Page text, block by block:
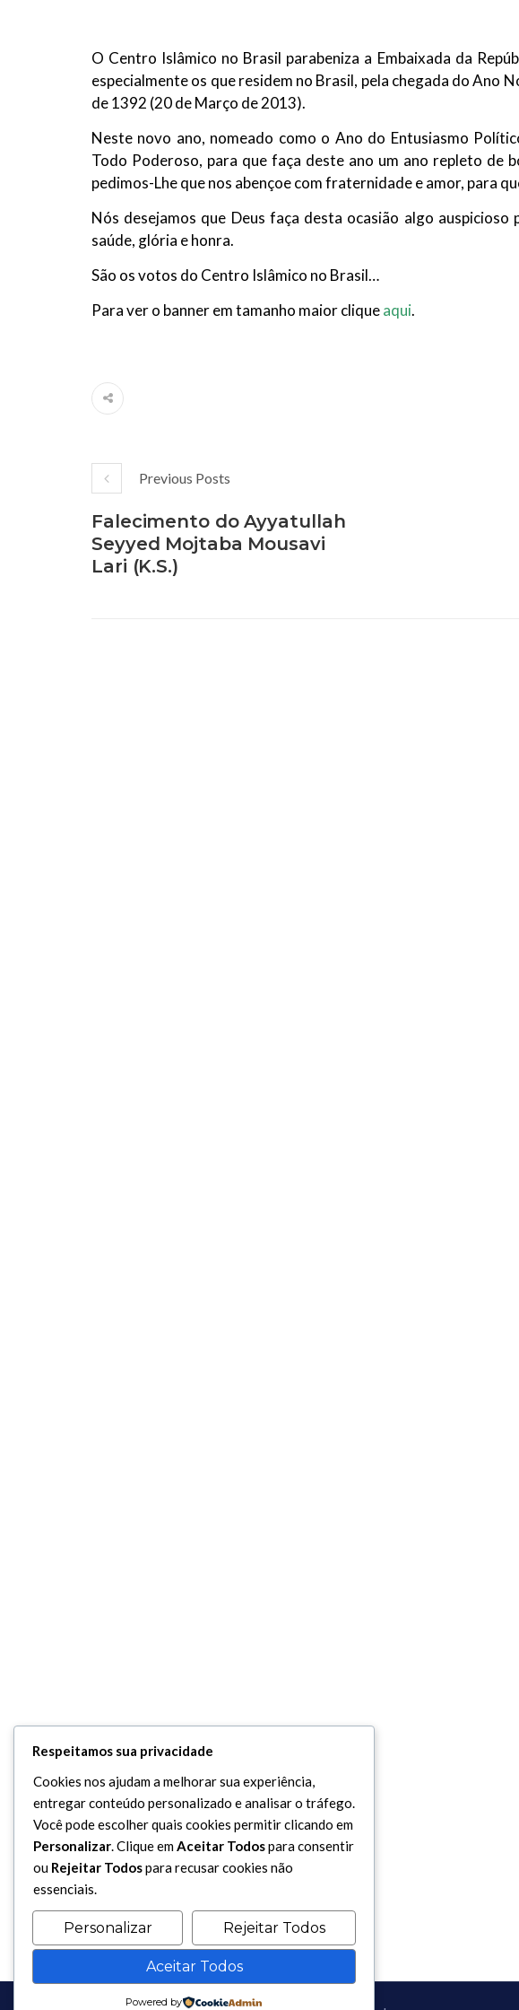
Em nome de Deus, o Clemente, o Misericordioso! Diante da data em
relembramos o martírio do quarto Imam dos muçulmanos, o Imam Ali
Hussein Ibn Ali Ibn Abi Táleb (A.S.), conhecido por “Zein Al-Ábidin”
O Centro Islâmico no Brasil parabeniza a Embaixada da
especialmente os que residem no Brasil, pela chegada do Ano
de 1392 (20 de Março de 2013).
Neste novo ano, nomeado como o Ano do Entusiasmo
Todo Poderoso, para que faça deste ano um ano repleto de
pedimos-Lhe que nos abençoe com fraternidade e amor, para
Nós desejamos que Deus faça desta ocasião algo
saúde, glória e honra.
São os votos do Centro Islâmico no Brasil…
Para ver o banner em tamanho maior cliqueaqui.
Previous Posts
Falecimento do Ayyatullah
Seyyed Mojtaba Mousavi
Lari (K.S.)
Respeitamos sua privacidade
Cookies nos ajudam a melhorar sua experiência,
entregar conteúdo personalizado e analisar o tráfego.
Você pode escolher quais cookies permitir clicando em
Personalizar. Clique emAceitar Todospara consentir
ou Rejeitar Todospara recusar cookies não
essenciais.
Personalizar Rejeitar Todos
Aceitar Todos
Powered by